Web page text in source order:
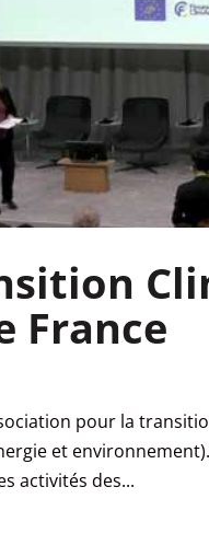
France
pour la
et
activités des...